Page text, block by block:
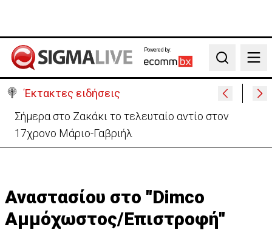
Powered by:
Search
Έκτακτες ειδήσεις
Σήμερα στο Ζακάκι το τελευταίο αντίο στον
17χρονο Μάριο-Γαβριήλ
Αναστασίου στο ''Dimco
Αμμόχωστος/Επιστροφή''